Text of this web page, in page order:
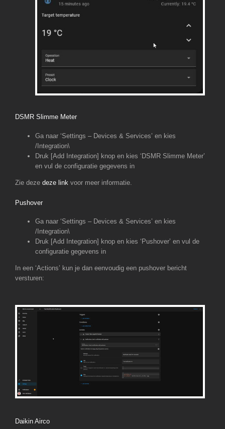
DSMR Slimme Meter
Ga naar ‘Settings – Devices & Services’ en kies
/Integration\
Druk [Add Integration] knop en kies ‘DSMR Slimme Meter’
en vul de configuratie gegevens in
Zie deze deze link voor meer informatie.
Pushover
Ga naar ‘Settings – Devices & Services’ en kies
/Integration\
Druk [Add Integration] knop en kies ‘Pushover’ en vul de
configuratie gegevens in
In een ‘Actions’ kun je dan eenvoudig een pushover bericht
versturen:
Daikin Airco